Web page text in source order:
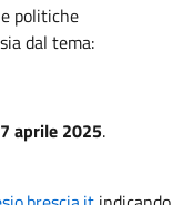
politiche
dal tema:
aprile 2025.